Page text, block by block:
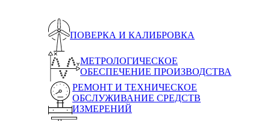
ПОВЕРКА И КАЛИБРОВКА
МЕТРОЛОГИЧЕСКОЕ
ОБЕСПЕЧЕНИЕ ПРОИЗВОДСТВА
РЕМОНТ И ТЕХНИЧЕСКОЕ
ОБСЛУЖИВАНИЕ СРЕДСТВ
ИЗМЕРЕНИЙ